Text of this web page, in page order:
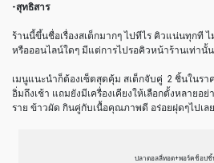
-สุทธิสาร
ร้านนี้ขึ้นชื่อเรื่องสเต็กมากๆ ไปทีไร คิวแน่นทุกที
หรือออนไลน์ใดๆ มีแต่การไปรอคิวหน้าร้านเท่านั้
เมนูแนะนำก็ต้องเซ็ตสุดคุ้ม สเต็กจับคู่ 2 ชิ้นในรา
อิ่มถึงเช้า แถมยังมีเครื่องเคียงให้เลือกตั้งหลายอ
ราย ข้าวผัด กินคู่กับเนื้อคุณภาพดี อร่อยฝุดๆไปเลย
ปลาดอลลี่ทอด+พอร์คช็อปชิ้